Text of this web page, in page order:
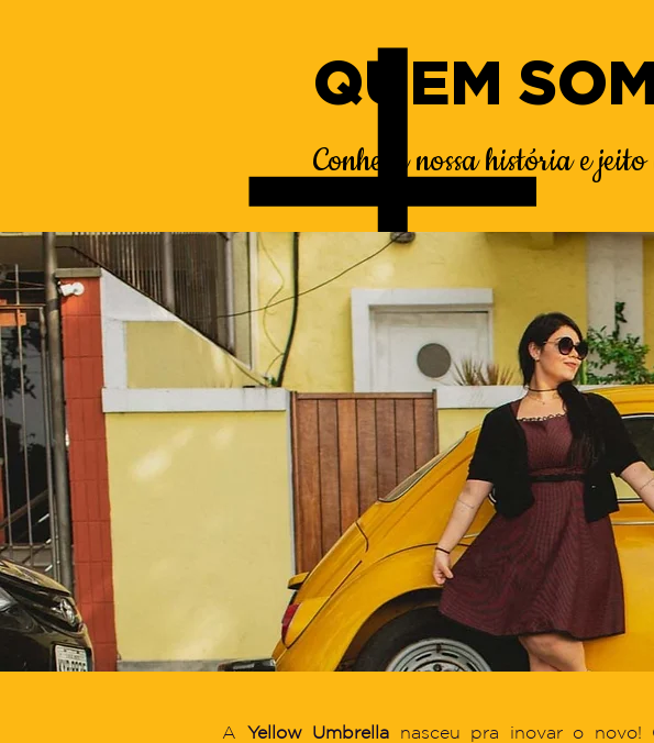
QUEM
Conheça nossa história e
A Yellow Umbrella nasceu pra inovar o novo!